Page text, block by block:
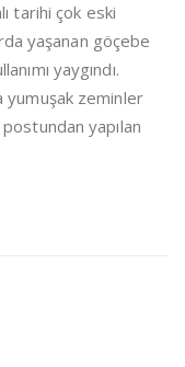
tarihi çok eski
yaşanan göçebe
yaygındı.
yumuşak zeminler
yapılan